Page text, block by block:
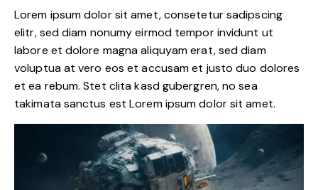
Lorem ipsum dolor sit amet, consetetur sadipscing
elitr, sed diam nonumy eirmod tempor invidunt ut
labore et dolore magna aliquyam erat, sed diam
voluptua at vero eos et accusam et justo duo dolores
et ea rebum. Stet clita kasd gubergren, no sea
takimata sanctus est Lorem ipsum dolor sit amet.